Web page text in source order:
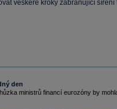
veškeré kroky zabraňující šíření
den
ministrů financí eurozóny by